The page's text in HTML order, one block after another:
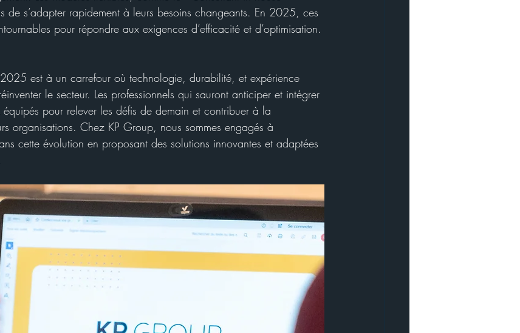
de s’adapter rapidement à leurs besoins changeants. En 2025, ces
pour répondre aux exigences d’efficacité et d’optimisation.
est à un carrefour où technologie, durabilité, et expérience
le secteur. Les professionnels qui sauront anticiper et intégrer
équipés pour relever les défis de demain et contribuer à la
organisations. Chez KP Group, nous sommes engagés à
cette évolution en proposant des solutions innovantes et adaptées